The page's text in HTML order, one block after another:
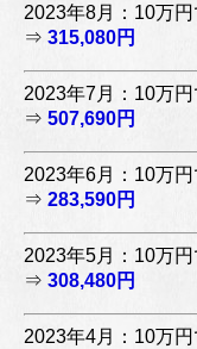
2023年8月：10万円
⇒ 315,080円
2023年7月：10万円
⇒ 507,690円
2023年6月：10万円
⇒ 283,590円
2023年5月：10万円
⇒ 308,480円
2023年4月：10万円